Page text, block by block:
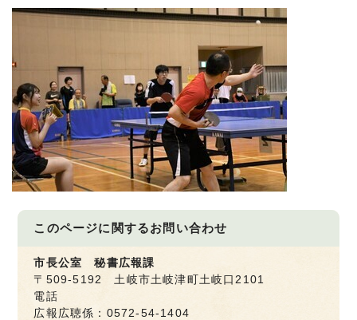
このページに関するお問い合わせ
市長公室 秘書広報課
〒509-5192 土岐市土岐津町土岐口2101
電話
広報広聴係：0572-54-1404